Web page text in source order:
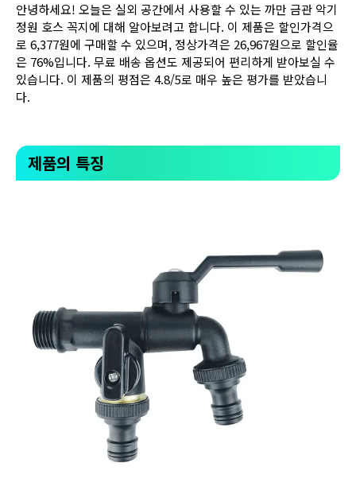
안녕하세요! 오늘은 실외 공간에서 사용할 수 있는 까만 금관 악기
정원 호스 꼭지에 대해 알아보려고 합니다. 이 제품은 할인가격으
로 6,377원에 구매할 수 있으며, 정상가격은 26,967원으로 할인율
은 76%입니다. 무료 배송 옵션도 제공되어 편리하게 받아보실 수
있습니다. 이 제품의 평점은 4.8/5로 매우 높은 평가를 받았습니
다.
제품의 특징